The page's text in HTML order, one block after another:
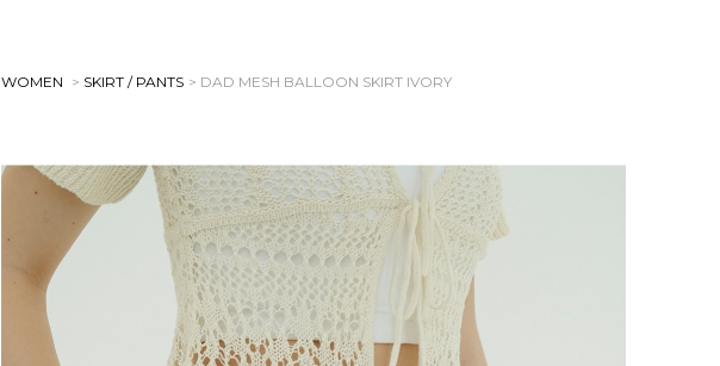
WOMEN > SKIRT / PANTS > DAD MESH BALLOON SKIRT IVORY